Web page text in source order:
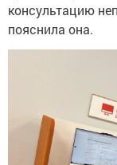
консультацию
пояснила она.